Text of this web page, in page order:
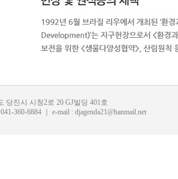
당진시 시청2로 20 GJ빌딩 401호
360-6884 ｜ e-mail : djagenda21@hanmail.net